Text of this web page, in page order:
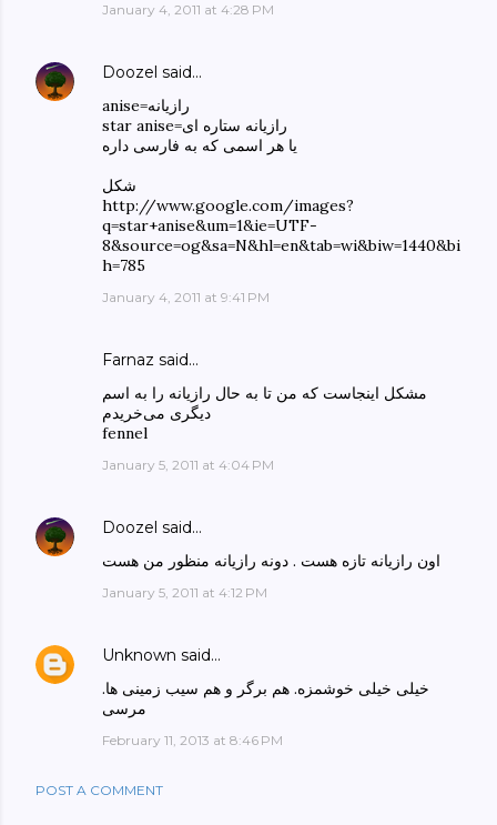
January 4, 2011 at 4:28 PM
Doozel said…
anise=رازیانه
star anise=رازیانه ستاره ای
یا هر اسمی که به فارسی داره
شکل
http://www.google.com/images?
q=star+anise&um=1&ie=UTF-
8&source=og&sa=N&hl=en&tab=wi&biw=1440&bi
h=785
January 4, 2011 at 9:41 PM
Farnaz said…
مشکل اینجاست که من تا به حال رازیانه را به اسم
دیگری می‌خریدم
fennel
January 5, 2011 at 4:04 PM
Doozel said…
اون رازیانه تازه هست . دونه رازیانه منظور من هست
January 5, 2011 at 4:12 PM
Unknown said…
خیلی خیلی خوشمزه. هم برگر و هم سیب زمینی ها.
مرسی
February 11, 2013 at 8:46 PM
POST A COMMENT